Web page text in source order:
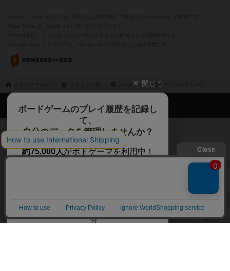
inamimaruo閉じる
ボードゲームのプレイ履歴を記録し
て、
自分のデータを管理しませんか？
約75,000人がボドゲーマを利用中！
お気に入り作品・所有リストの共
有
ボドゲーマTOP
ボードゲームを検索する
ボードゲームの新着レビュー
メカニクス特集